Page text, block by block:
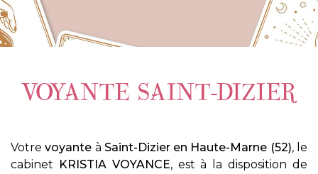
VOYANTE SAINT-DIZIER
Votrevoyante à Saint-Dizier en Haute-Marne (52), le
cabinet KRISTIA VOYANCE, est à la disposition de